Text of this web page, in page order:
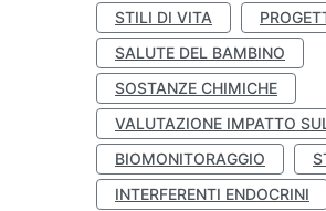
STILI DI VITA
SALUTE DEL BAMBINO
SOSTANZE CHIMICHE
VALUTAZIONE IMPATTO
BIOMONITORAGGIO
INTERFERENTI ENDOCRINI